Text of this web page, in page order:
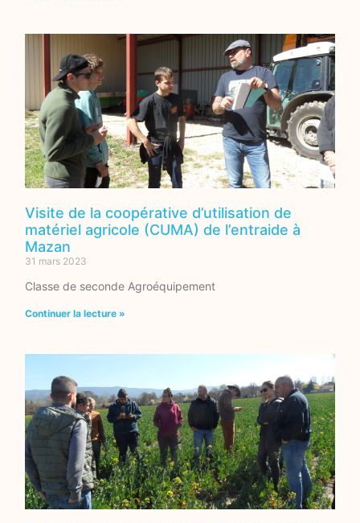
Visite de la coopérative d’utilisation de
matériel agricole (CUMA) de l’entraide à
Mazan
31 mars 2023
Classe de seconde Agroéquipement
Continuer la lecture »